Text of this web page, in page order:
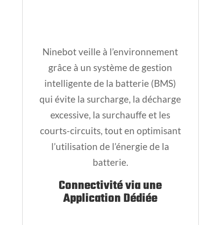
courts-circuits, tout en optimisant
l’utilisation de l’énergie de la
batterie.
Connectivité via une
Application Dédiée
La trottinette E2 Pro peut être
via Bluetooth, permettant aux